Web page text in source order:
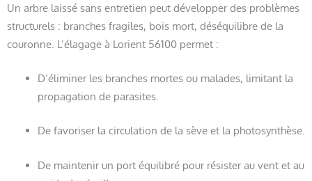
Un arbre laissé sans entretien peut développer des problèmes
structurels : branches fragiles, bois mort, déséquilibre de la
couronne. L’élagage à Lorient 56100 permet :
D’éliminer les branches mortes ou malades, limitant la
propagation de parasites.
De favoriser la circulation de la sève et la photosynthèse.
De maintenir un port équilibré pour résister au vent et au